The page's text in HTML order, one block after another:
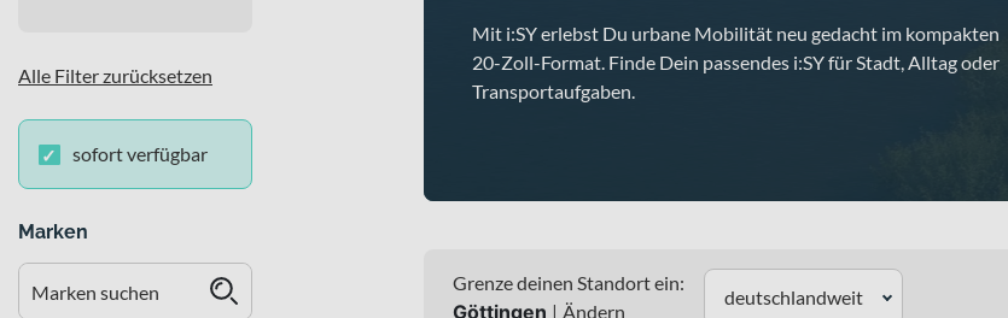
Alle Filter zurücksetzen
sofort verfügbar
Marken
Mit i:SY erlebst Du urbane Mobilität neu gedacht im kompakten
20-Zoll-Format. Finde Dein passendes i:SY für Stadt, Alltag oder
Transportaufgaben.
Grenze deinen Standort ein:
Göttingen | Ändern
deutschlandweit